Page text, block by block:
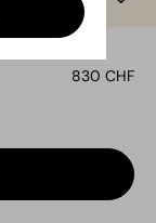
830 CHF